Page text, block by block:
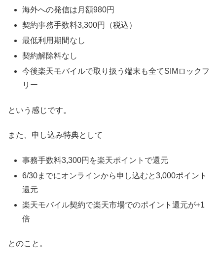
海外への発信は月額980円
契約事務手数料3,300円（税込）
最低利用期間なし
契約解除料なし
今後楽天モバイルで取り扱う端末も全てSIMロックフ
リー
という感じです。
また、申し込み特典として
事務手数料3,300円を楽天ポイントで還元
6/30までにオンラインから申し込むと3,000ポイント
還元
楽天モバイル契約で楽天市場でのポイント還元が+1
倍
とのこと。